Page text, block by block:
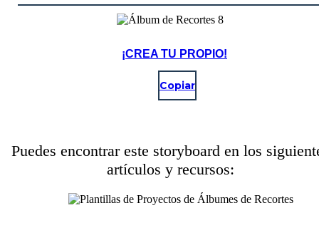
¡CREA TU PROPIO!
Copiar
Puedes encontrar este storyboard en los
artículos y recursos: